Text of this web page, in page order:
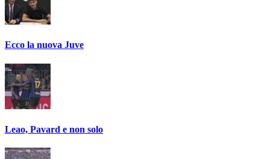
Ecco la nuova Juve
Leao, Pavard e non solo